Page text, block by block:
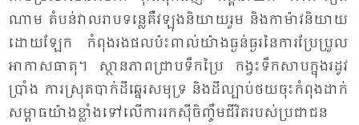
ណាម តំ​បន់​វាល​រាប​ទន្លេ​គឺវ​ឡុង​និ​យាយ​រួម និង​កា​ម៉ាវ​និ​យាយ​
ដោយ​ឡែក កំ​ពុង​រង​ផល​ប៉ះ​ពាល់​យ៉ាង​ធ្ងន់​ធ្ងរ​នៃ​ការ​ប្រែ​ប្រួល​
អា​កាស​ធាតុ។ ស្ថាន​ភាព​ជ្រាប​ទឹក​ប្រៃ កង្វះ​ទឹក​សាប​ក្នុង​រដូវ​
ប្រាំង ការ​ស្រុត​បាក់​ដី​ឆ្នេរ​សមុទ្រ​ និង​ដី​ល្បាប់​ថយ​ចុះ​កំ​ពុង​ដាក់​
សម្ពាធ​យ៉ាង​ខ្លាំង​ទៅ​លើ​ការ​រក​ស៊ី​ចិញ្ចឹម​ជី​វិត​របស់​ប្រ​ជា​ជន